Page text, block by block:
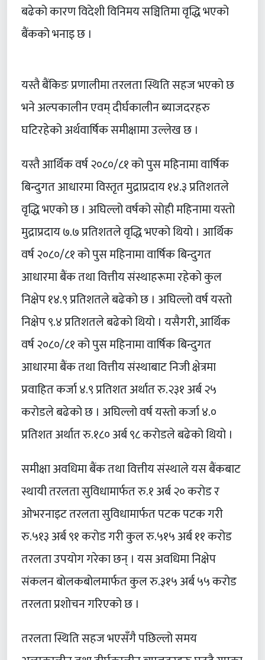
बढेको कारण विदेशी विनिमय सञ्चितिमा वृद्धि भएको
बैंकको भनाइ छ ।
यस्तै बैंकिङ प्रणालीमा तरलता स्थिति सहज भएको छ
भने अल्पकालीन एवम् दीर्घकालीन ब्याजदरहरु
घटिरहेको अर्थवार्षिक समीक्षामा उल्लेख छ ।
यस्तै आर्थिक वर्ष २०८०/८१ को पुस महिनामा वार्षिक
बिन्दुगत आधारमा विस्तृत मुद्राप्रदाय १४.३ प्रतिशतले
वृद्धि भएको छ । अघिल्लो वर्षको सोही महिनामा यस्तो
मुद्राप्रदाय ७.७ प्रतिशतले वृद्धि भएको थियो । आर्थिक
वर्ष २०८०/८१ को पुस महिनामा वार्षिक बिन्दुगत
आधारमा बैंक तथा वित्तीय संस्थाहरूमा रहेको कुल
निक्षेप १४.९ प्रतिशतले बढेको छ । अघिल्लो वर्ष यस्तो
निक्षेप ९.४ प्रतिशतले बढेको थियो । यसैगरी, आर्थिक
वर्ष २०८०/८१ को पुस महिनामा वार्षिक बिन्दुगत
आधारमा बैंक तथा वित्तीय संस्थाबाट निजी क्षेत्रमा
प्रवाहित कर्जा ४.९ प्रतिशत अर्थात रु.२३१ अर्ब २५
करोडले बढेको छ । अघिल्लो वर्ष यस्तो कर्जा ४.०
प्रतिशत अर्थात रु.१८० अर्ब ९८ करोडले बढेको थियो ।
समीक्षा अवधिमा बैंक तथा वित्तीय संस्थाले यस बैंकबाट
स्थायी तरलता सुविधामार्फत रु.१ अर्ब २० करोड र
ओभरनाइट तरलता सुविधामार्फत पटक पटक गरी
रु.५१३ अर्ब ९१ करोड गरी कुल रु.५१५ अर्ब ११ करोड
तरलता उपयोग गरेका छन् । यस अवधिमा निक्षेप
संकलन बोलकबोलमार्फत कुल रु.३१५ अर्ब ५५ करोड
तरलता प्रशोचन गरिएको छ ।
तरलता स्थिति सहज भएसँगै पछिल्लो समय